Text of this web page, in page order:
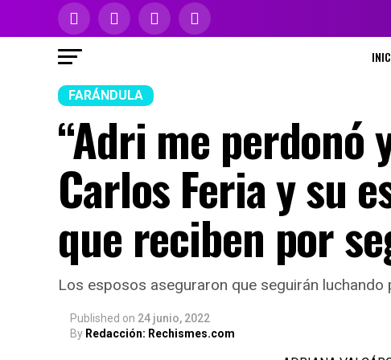
FARÁNDULA
“Adri me perdonó
Carlos Feria y su
que reciben por
Los esposos aseguraron que seguirán luchando
Published on 24 junio, 2022
By Redacción: Rechismes.com